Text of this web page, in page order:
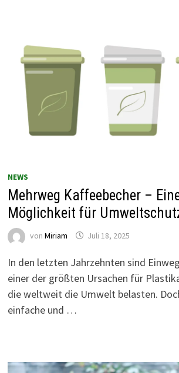
NEWS
Mehrweg Kaffeebecher –
Möglichkeit für
von Miriam Juli 18, 2025
In den letzten Jahrzehnten sind
einer der größten Ursachen für
die weltweit die Umwelt belasten.
einfache und …